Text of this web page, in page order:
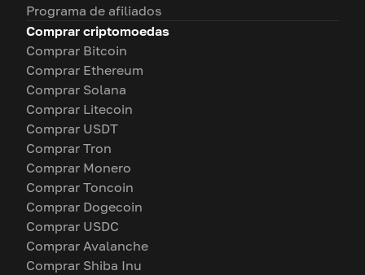
Programa de afiliados
Comprar criptomoedas
Comprar Bitcoin
Comprar Ethereum
Comprar Solana
Comprar Litecoin
Comprar USDT
Comprar Tron
Comprar Monero
Comprar Toncoin
Comprar Dogecoin
Comprar USDC
Comprar Avalanche
Comprar Shiba Inu